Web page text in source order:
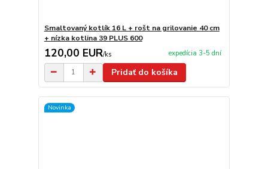
Smaltovaný kotlík 16 L + rošt na grilovanie 40 cm
+ nízka kotlina 39 PLUS 600
120,00 EUR/ks expedícia 3-5 dní
Pridať do košíka
Novinka